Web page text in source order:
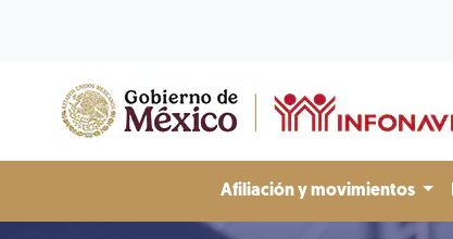
Afiliación y movimientos